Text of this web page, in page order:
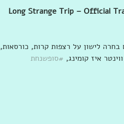
Long Strange Trip – Official
לישון על רצפות קרות,
איז קומינג, #סופשנחת